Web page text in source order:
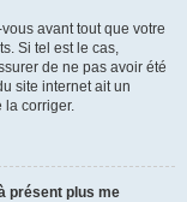
avant tout que votre
Si tel est le cas,
de ne pas avoir été
site internet ait un
la corriger.
présent plus me